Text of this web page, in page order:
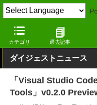
カテゴリ 過去記事
窓の杜 その他の話題
ダイジェストニュース
「Visual Studio
Tools」v0.2.0